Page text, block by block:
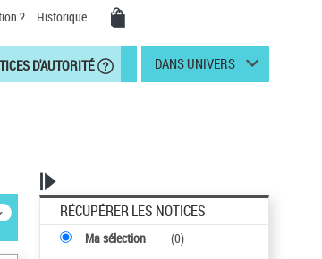
? Historique
D'AUTORITÉ DANS UNIVERS
RÉCUPÉRER LES NOTICES
Ma sélection (0)